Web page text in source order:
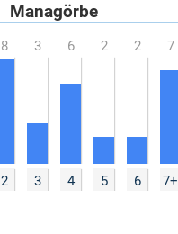
Managörbe
2 3 4 5 6 7+